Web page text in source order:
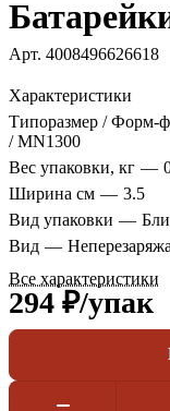
Арт. 4008496626618
Характеристики
Типоразмер / Форм-
/ MN1300
Вес упаковки, кг —
Ширина см — 3.5
Вид упаковки —
Вид —
Все характеристики
294 ₽/упак